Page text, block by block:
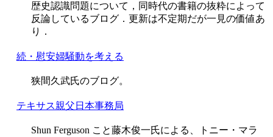
歴史認識問題について，同時代の書籍の抜粋によって
反論しているブログ．更新は不定期だが一見の価値あ
り．
続・慰安婦騒動を考える
狭間久武氏のブログ。
テキサス親父日本事務局
Shun Ferguson こと藤木俊一氏による、トニー・マラ